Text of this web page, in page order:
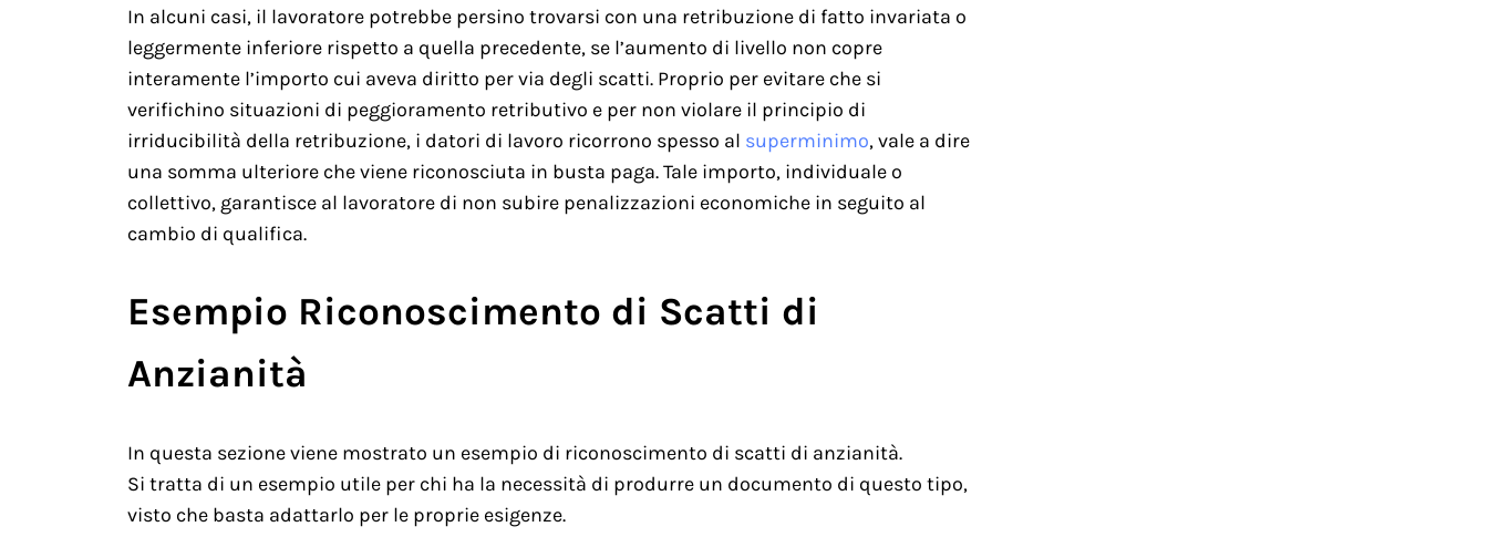
In alcuni casi, il lavoratore potrebbe persino trovarsi con una retribuzione di fatto invariata o
leggermente inferiore rispetto a quella precedente, se l’aumento di livello non copre
interamente l’importo cui aveva diritto per via degli scatti. Proprio per evitare che si
verifichino situazioni di peggioramento retributivo e per non violare il principio di
irriducibilità della retribuzione, i datori di lavoro ricorrono spesso al superminimo, vale a dire
una somma ulteriore che viene riconosciuta in busta paga. Tale importo, individuale o
collettivo, garantisce al lavoratore di non subire penalizzazioni economiche in seguito al
cambio di qualifica.
Esempio Riconoscimento di Scatti di
Anzianità
In questa sezione viene mostrato un esempio di riconoscimento di scatti di anzianità.
Si tratta di un esempio utile per chi ha la necessità di produrre un documento di questo tipo,
visto che basta adattarlo per le proprie esigenze.